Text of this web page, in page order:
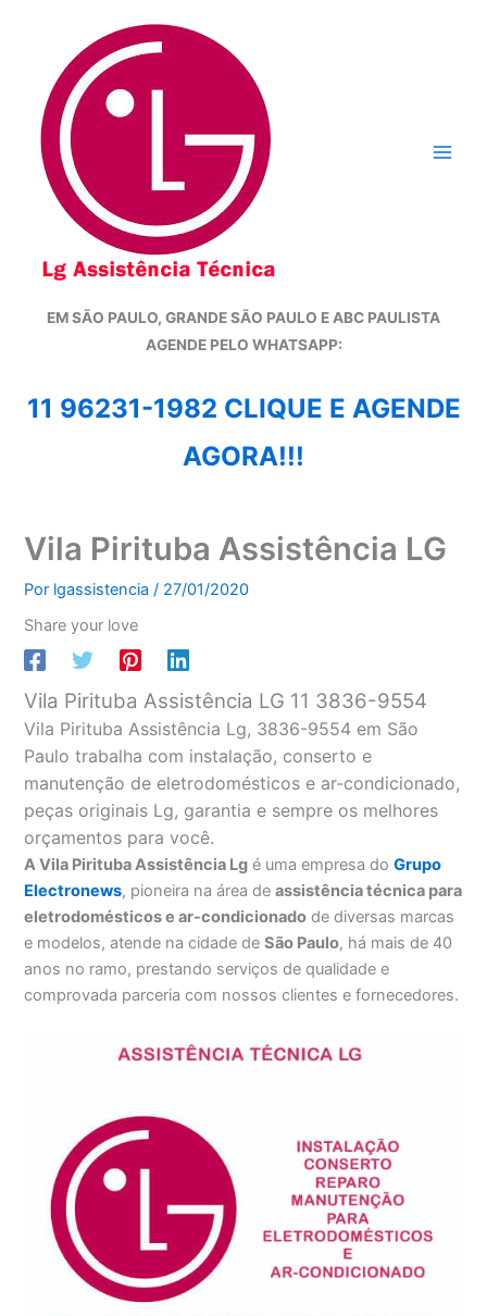
conteúdo
EM SÃO PAULO, GRANDE SÃO PAULO E ABC PAULISTA
AGENDE PELO WHATSAPP:
11 96231-1982 CLIQUE E AGENDE
AGORA!!!
Vila Pirituba Assistência LG
Por lgassistencia/ 27/01/2020
Share your love
Vila Pirituba Assistência LG 11 3836-9554
Vila Pirituba Assistência Lg, 3836-9554 em São
Paulo trabalha com instalação, conserto e
manutenção de eletrodomésticos e ar-condicionado,
peças originais Lg, garantia e sempre os melhores
orçamentos para você.
A Vila Pirituba Assistência Lg é uma empresa doGrupo
Electronews, pioneira na área deassistência técnica para
eletrodomésticos e ar-condicionado de diversas marcas
e modelos, atende na cidade deSão Paulo, há mais de 40
anos no ramo, prestando serviços de qualidade e
comprovada parceria com nossos clientes e fornecedores.